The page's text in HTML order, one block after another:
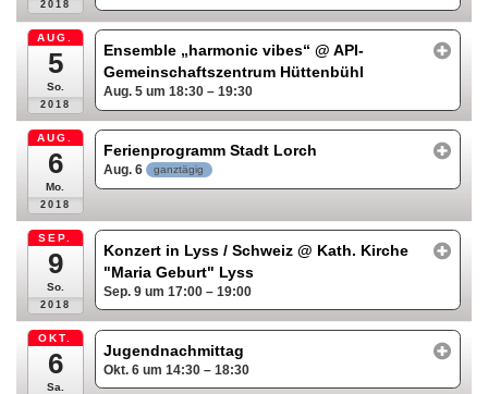
2018
AUG.
5
So.
2018
Ensemble „harmonic vibes“@ API-
Gemeinschaftszentrum Hüttenbühl
Aug. 5 um 18:30 – 19:30
AUG.
6
Mo.
2018
Ferienprogramm Stadt Lorch
Aug. 6 ganztägig
SEP.
9
So.
2018
Konzert in Lyss / Schweiz@ Kath. Kirche
"Maria Geburt" Lyss
Sep. 9 um 17:00 – 19:00
OKT.
6
Sa.
Jugendnachmittag
Okt. 6 um 14:30 – 18:30